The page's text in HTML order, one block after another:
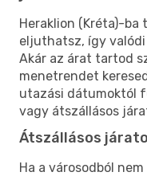
Heraklion (Kréta)-
eljuthatsz, így
Akár az árat tartod
menetrendet
utazási dátumoktól
vagy átszállásos
Átszállásos
Ha a városodból